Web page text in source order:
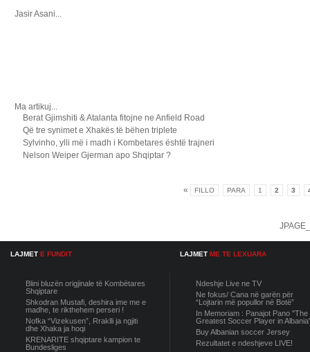
Jasir Asani...
Ma artikuj...
Berat Gjimshiti & Atalanta fitojne ne Anfield Road
Që tre synimet e Xhakës të bëhen triplete
Sylvinho, ylli më i madh i Kombetares është trajneri
Nelson Weiper Gjerman apo Shqiptar ?
« FILLO PARA 1 2 3
LAJMET E FUNDIT
Blini bluzën origjinale të Kombëtares
Shqiptare
Shkodran Mustafi, deshira ime me e
madhe, te rikthehem perseri !
Nofka “Vizekusen”, Rraklli ja ngjiti
dhe Xhaka ja hoqi
KRENARITE shqiptare kampion te
Bundesliges
LAJMET ME TE LEXUARA
Ndeshje Live ne TV
Ne fokus/ Cana në garën për
“Lojtarin më popullor në Botë”
In Memoriam : Panajot Pano "The
Greatest Soccer Player in
Buy Albanian soccer Jersey
Rezultatet e ndeshjeve LIVE!